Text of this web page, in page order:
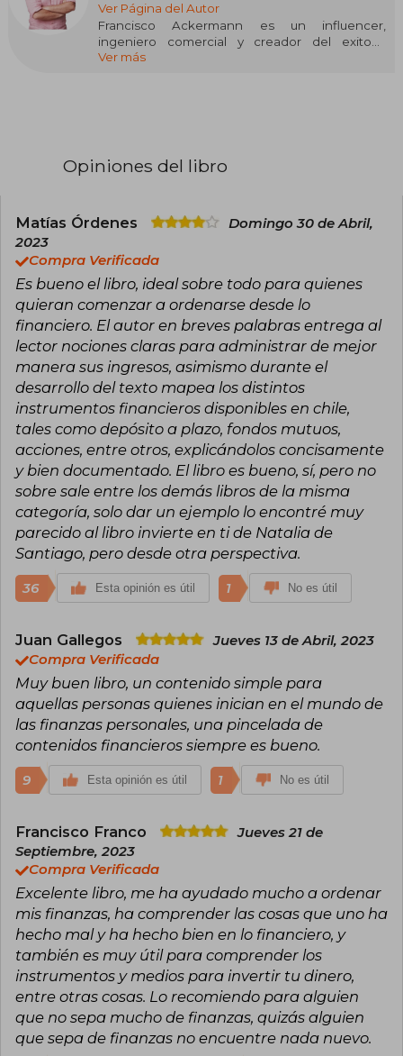
Ver Página del Autor
Francisco Ackermann es un influencer,
ingeniero comercial y creador del exitoso
podcast Con Peras y Finanzas. Posee un
finanzas personales.
Peras e Inversiones (2024), son extensiones de
temas complejos de finanzas e inversiones a un
público amplio. Ackermann es un referente en
la promoción de hábitos financieros
responsables y efectivos, utilizando un estilo
cercano y educativo para empoderar a sus
seguidores.
Ver más
Opiniones del libro
Matías Órdenes
Domingo 30 de Abril,
2023
Compra Verificada
Es bueno el libro, ideal sobre todo para quienes
quieran comenzar a ordenarse desde lo
financiero. El autor en breves palabras entrega al
lector nociones claras para administrar de mejor
manera sus ingresos, asimismo durante el
desarrollo del texto mapea los distintos
instrumentos financieros disponibles en chile,
tales como depósito a plazo, fondos mutuos,
acciones, entre otros, explicándolos concisamente
y bien documentado. El libro es bueno, sí, pero no
sobre sale entre los demás libros de la misma
categoría, solo dar un ejemplo lo encontré muy
parecido al libro invierte en ti de Natalia de
Santiago, pero desde otra perspectiva.
36 Esta opinión es útil 1 No es útil
Juan Gallegos
Jueves 13 de Abril, 2023
Compra Verificada
Muy buen libro, un contenido simple para
aquellas personas quienes inician en el mundo de
las finanzas personales, una pincelada de
contenidos financieros siempre es bueno.
9 Esta opinión es útil 1 No es útil
Francisco Franco
Jueves 21 de
Septiembre, 2023
Compra Verificada
Excelente libro, me ha ayudado mucho a ordenar
mis finanzas, ha comprender las cosas que uno ha
hecho mal y ha hecho bien en lo financiero, y
también es muy útil para comprender los
instrumentos y medios para invertir tu dinero,
entre otras cosas. Lo recomiendo para alguien
que no sepa mucho de finanzas, quizás alguien
que sepa de finanzas no encuentre nada nuevo.